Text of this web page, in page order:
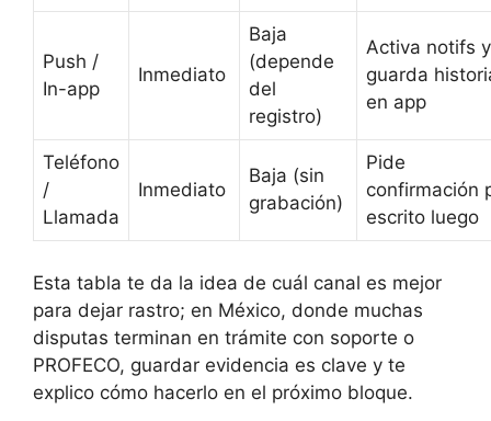
Push /
In-app
Inmediato
Baja
(depende
del
registro)
Activa notifs y
guarda
en app
Teléfono
/
Llamada
Inmediato
Baja (sin
grabación)
Pide
confirmación
escrito luego
Esta tabla te da la idea de cuál canal es mejor
para dejar rastro; en México, donde muchas
disputas terminan en trámite con soporte o
PROFECO, guardar evidencia es clave y te
explico cómo hacerlo en el próximo bloque.